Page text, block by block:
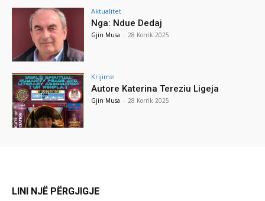
Aktualitet
Nga: Ndue Dedaj
Gjin Musa - 28 Korrik 2025
Krijime
Autore Katerina Tereziu Ligeja
Gjin Musa - 28 Korrik 2025
LINI NJË PËRGJIGJE